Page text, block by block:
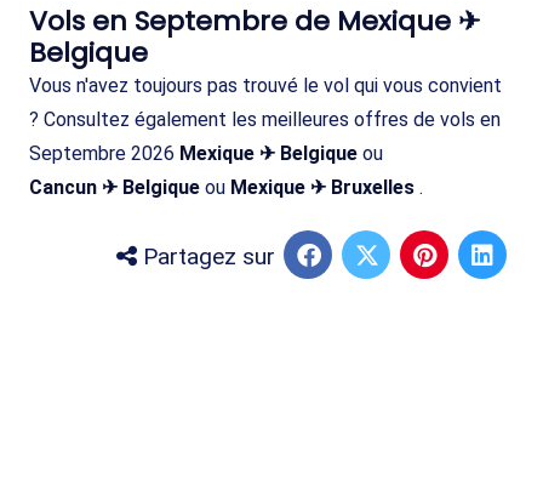
Vols en Septembre de Mexique ✈
Belgique
Vous n'avez toujours pas trouvé le vol qui vous convient
? Consultez également les meilleures offres de vols en
Septembre 2026 Mexique ✈ Belgique ou
Cancun ✈ Belgique ou Mexique ✈ Bruxelles .
Partagez sur